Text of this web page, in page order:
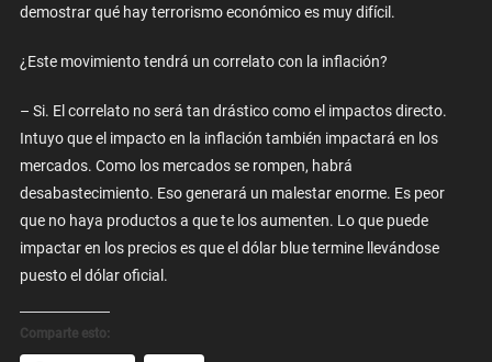
demostrar qué hay terrorismo económico es muy difícil.
¿Este movimiento tendrá un correlato con la inflación?
– Si. El correlato no será tan drástico como el impactos directo.
Intuyo que el impacto en la inflación también impactará en los
mercados. Como los mercados se rompen, habrá
desabastecimiento. Eso generará un malestar enorme. Es peor
que no haya productos a que te los aumenten. Lo que puede
impactar en los precios es que el dólar blue termine llevándose
puesto el dólar oficial.
Comparte esto: